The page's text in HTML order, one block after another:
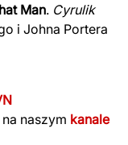
Man. Cyrulik
i Johna Portera
naszym kanale